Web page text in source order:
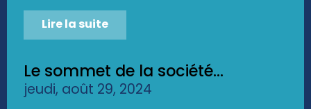
Lire la suite
Le sommet de la société...
jeudi, août 29, 2024